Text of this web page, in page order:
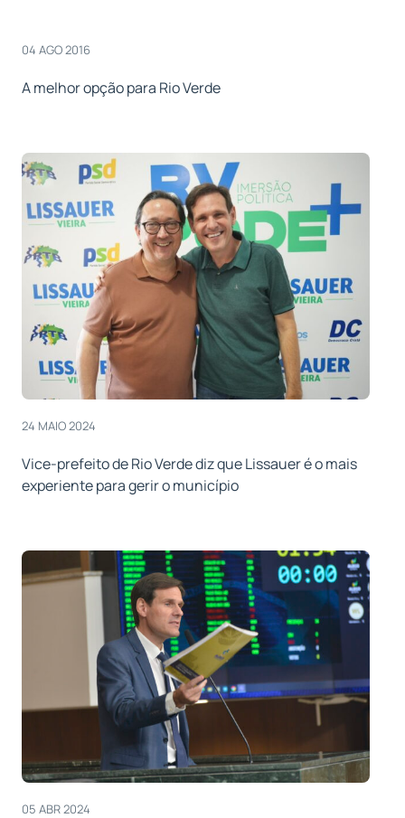
04 AGO 2016
A melhor opção para Rio Verde
24 MAIO 2024
Vice-prefeito de Rio Verde diz que Lissauer é o mais
experiente para gerir o município
05 ABR 2024